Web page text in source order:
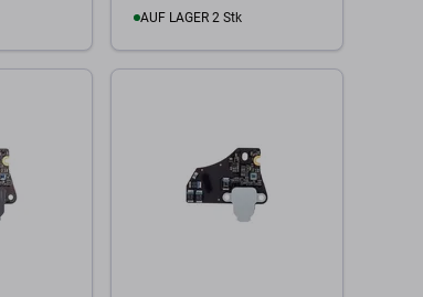
AUF LAGER 2 Stk